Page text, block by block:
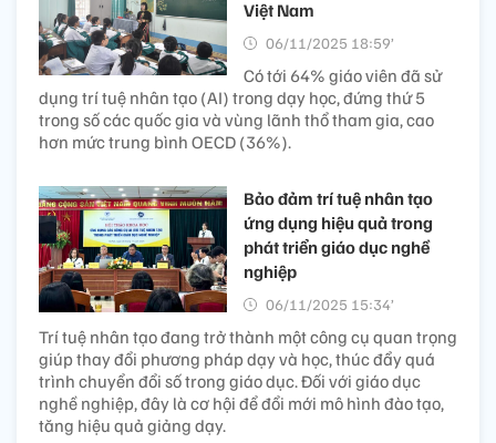
Việt Nam
06/11/2025 18:59’
Có tới 64% giáo viên đã sử
dụng trí tuệ nhân tạo (AI) trong dạy học, đứng thứ 5
trong số các quốc gia và vùng lãnh thổ tham gia, cao
hơn mức trung bình OECD (36%).
Bảo đảm trí tuệ nhân tạo
ứng dụng hiệu quả trong
phát triển giáo dục nghề
nghiệp
06/11/2025 15:34’
Trí tuệ nhân tạo đang trở thành một công cụ quan trọng
giúp thay đổi phương pháp dạy và học, thúc đẩy quá
trình chuyển đổi số trong giáo dục. Đối với giáo dục
nghề nghiệp, đây là cơ hội để đổi mới mô hình đào tạo,
tăng hiệu quả giảng dạy.